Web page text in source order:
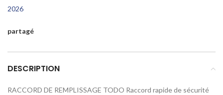
2026
partagé
DESCRIPTION
RACCORD DE REMPLISSAGE TODO Raccord rapide de sécurité